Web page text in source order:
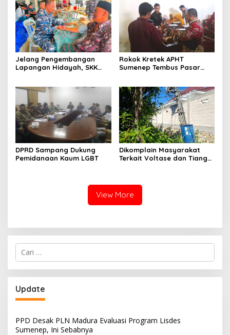
Jelang Pengembangan
Lapangan Hidayah, SKK
Nelayan Sampang
Rokok Kretek APHT
Sumenep Tembus Pasar
DPRD Sampang Dukung
Pemidanaan Kaum LGBT
Dikomplain Masyarakat
Terkait Voltase dan Tiang
View More
Cari
untuk:
Update
PPD Desak PLN Madura Evaluasi Program Lisdes
Sumenep, Ini Sebabnya